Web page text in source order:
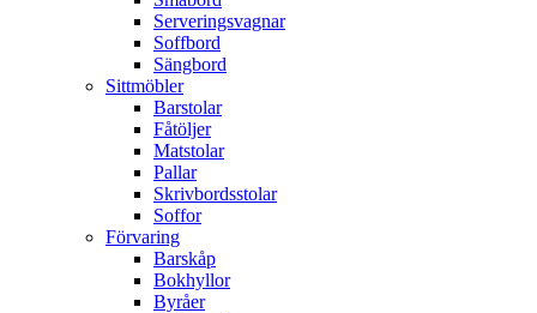
Serveringsvagnar
Soffbord
Sängbord
Sittmöbler
Barstolar
Fåtöljer
Matstolar
Pallar
Skrivbordsstolar
Soffor
Förvaring
Barskåp
Bokhyllor
Byråer